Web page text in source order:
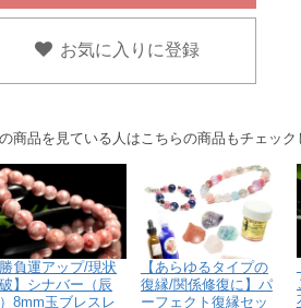
お気に入りに登録
商品を見ている人はこちらの商品もチェック
負運アップ/現状
】シナバー（辰
8mm玉ブレスレ
【あらゆるタイプの
復縁/関係修復に】パ
ーフェクト復縁セッ